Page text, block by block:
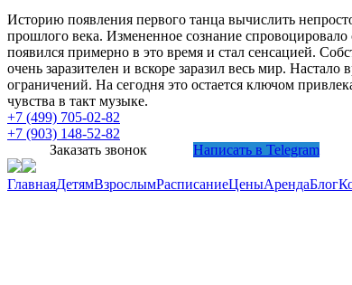
Историю появления первого танца вычислить
прошлого века. Измененное сознание
появился примерно в это время и стал сенсацией.
очень заразителен и вскоре заразил весь мир.
ограничений. На сегодня это остается ключом
чувства в такт музыке.
+7 (499) 705-02-82
+7 (903) 148-52-82
Заказать звонок
Написать в Telegram
ГлавнаяДетямВзрослымРасписаниеЦеныАрендаБлог